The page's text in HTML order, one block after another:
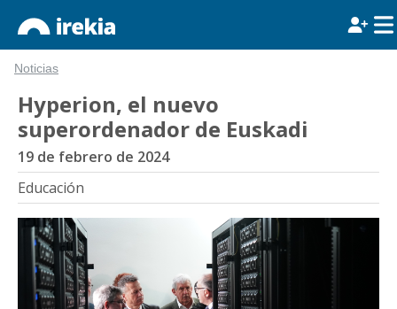
Noticias
Hyperion, el nuevo
superordenador de Euskadi
19 de febrero de 2024
Educación